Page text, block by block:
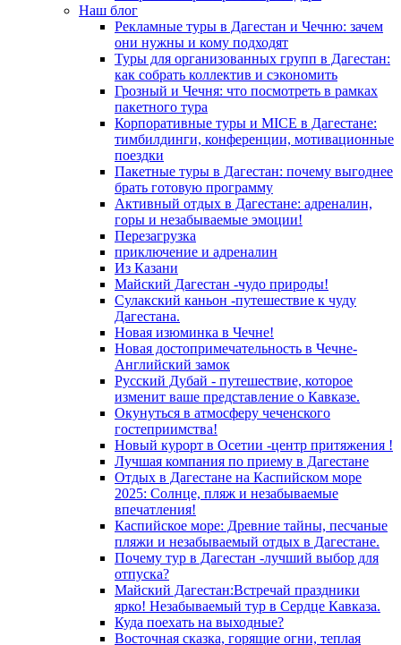
Наш блог
Рекламные туры в Дагестан и Чечню: зачем
они нужны и кому подходят
Туры для организованных групп в Дагестан:
как собрать коллектив и сэкономить
Грозный и Чечня: что посмотреть в рамках
пакетного тура
Корпоративные туры и MICE в Дагестане:
тимбилдинги, конференции, мотивационные
поездки
Пакетные туры в Дагестан: почему выгоднее
брать готовую программу
Активный отдых в Дагестане: адреналин,
горы и незабываемые эмоции!
Перезагрузка
приключение и адреналин
Из Казани
Майский Дагестан -чудо природы!
Сулакский каньон -путешествие к чуду
Дагестана.
Новая изюминка в Чечне!
Новая достопримечательность в Чечне-
Английский замок
Русский Дубай - путешествие, которое
изменит ваше представление о Кавказе.
Окунуться в атмосферу чеченского
гостеприимства!
Новый курорт в Осетии -центр притяжения !
Лучшая компания по приему в Дагестане
Отдых в Дагестане на Каспийском море
2025: Солнце, пляж и незабываемые
впечатления!
Каспийское море: Древние тайны, песчаные
пляжи и незабываемый отдых в Дагестане.
Почему тур в Дагестан -лучший выбор для
отпуска?
Майский Дагестан:Встречай праздники
ярко! Незабываемый тур в Сердце Кавказа.
Куда поехать на выходные?
Восточная сказка, горящие огни, теплая